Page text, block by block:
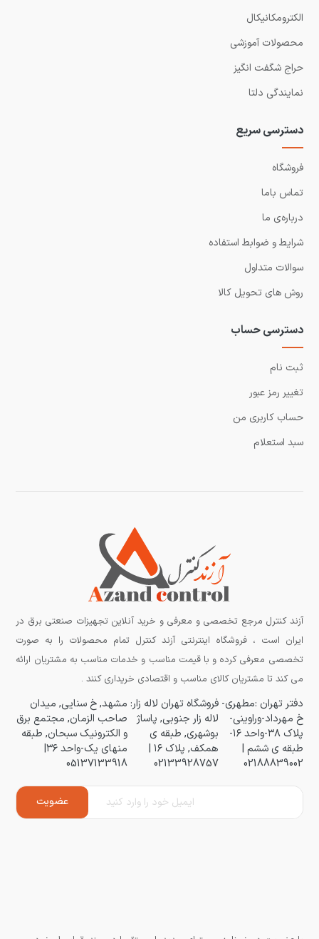
الکترومکانیکال
محصولات آموزشی
حراج شگفت انگیز
نمایندگی دلتا
دسترسی سریع
فروشگاه
تماس باما
درباره‌ی ما
شرایط و ضوابط استفاده
سوالات متداول
روش های تحویل کالا
دسترسی حساب
ثبت نام
تغییر رمز عبور
حساب کاربری من
سبد استعلام
آزند کنترل مرجع تخصصی و معرفی و خرید آنلاین تجهیزات صنعتی برق در
ایران است ، فروشگاه اینترنتی آزند کنترل تمام محصولات را به صورت
تخصصی معرفی کرده و با قیمت مناسب و خدمات مناسب به مشتریان ارائه
می کند تا مشتریان کالای مناسب و اقتصادی خریداری کنند .
دفتر تهران :مطهری-
خ مهرداد-وراوینی-
پلاک ۳۸-واحد ۱۶-
طبقه ی ششم |
02188839002
فروشگاه تهران لاله زار:
لاله زار جنوبی, پاساژ
بوشهری, طبقه ی
همکف, پلاک ۱۶ |
02133928757
مشهد, خ سنایی, میدان
صاحب الزمان, مجتمع برق
و الکترونیک سبحان, طبقه
منهای یک-واحد ۳۶|
05137133918